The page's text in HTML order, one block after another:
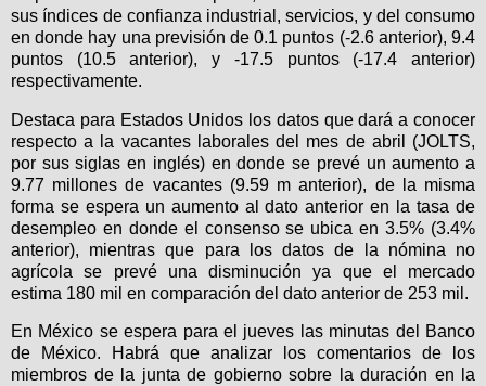
sus índices de confianza industrial, servicios, y del consumo
en donde hay una previsión de 0.1 puntos (-2.6 anterior), 9.4
puntos (10.5 anterior), y -17.5 puntos (-17.4 anterior)
respectivamente.
Destaca para Estados Unidos los datos que dará a conocer
respecto a la vacantes laborales del mes de abril (JOLTS,
por sus siglas en inglés) en donde se prevé un aumento a
9.77 millones de vacantes (9.59 m anterior), de la misma
forma se espera un aumento al dato anterior en la tasa de
desempleo en donde el consenso se ubica en 3.5% (3.4%
anterior), mientras que para los datos de la nómina no
agrícola se prevé una disminución ya que el mercado
estima 180 mil en comparación del dato anterior de 253 mil.
En México se espera para el jueves las minutas del Banco
de México. Habrá que analizar los comentarios de los
miembros de la junta de gobierno sobre la duración en la